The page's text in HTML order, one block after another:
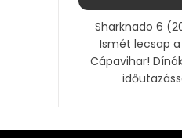
Sharknado 6
Ismét lecsap
Cápavihar!